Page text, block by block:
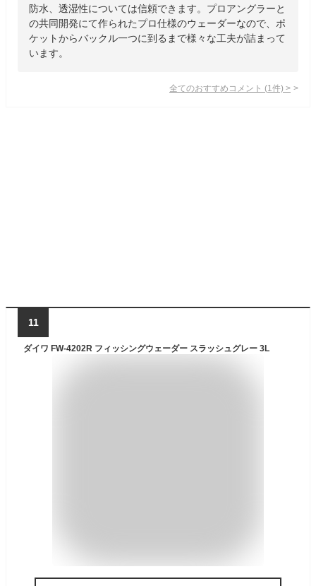
防水、透湿性については信頼できます。プロアングラーと
の共同開発にて作られたプロ仕様のウェーダーなので、ポ
ケットからバックル一つに到るまで様々な工夫が詰まって
います。
全てのおすすめコメント (1 件) >
11
ダイワ FW-4202R フィッシングウェーダー スラッシュグレー 3L